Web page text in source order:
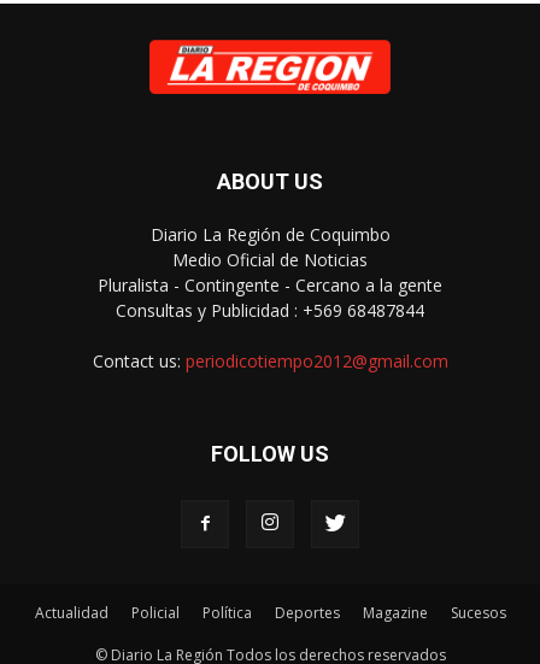
ABOUT US
Diario La Región de Coquimbo
Medio Oficial de Noticias
Pluralista - Contingente - Cercano a la gente
Consultas y Publicidad : +569 68487844
Contact us: periodicotiempo2012@gmail.com
FOLLOW US
Actualidad Policial Política Deportes Magazine Sucesos
© Diario La Región Todos los derechos reservados